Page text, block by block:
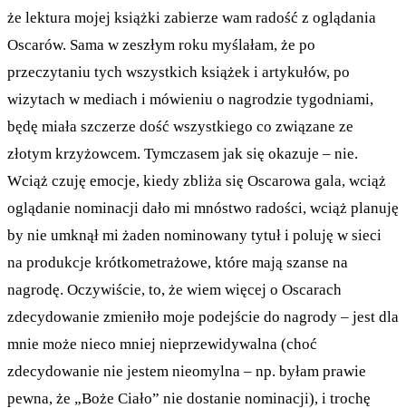
że lektura mojej książki zabierze wam radość z oglądania
Oscarów. Sama w zeszłym roku myślałam, że po
przeczytaniu tych wszystkich książek i artykułów, po
wizytach w mediach i mówieniu o nagrodzie tygodniami,
będę miała szczerze dość wszystkiego co związane ze
złotym krzyżowcem. Tymczasem jak się okazuje – nie.
Wciąż czuję emocje, kiedy zbliża się Oscarowa gala, wciąż
oglądanie nominacji dało mi mnóstwo radości, wciąż planuję
by nie umknął mi żaden nominowany tytuł i poluję w sieci
na produkcje krótkometrażowe, które mają szanse na
nagrodę. Oczywiście, to, że wiem więcej o Oscarach
zdecydowanie zmieniło moje podejście do nagrody – jest dla
mnie może nieco mniej nieprzewidywalna (choć
zdecydowanie nie jestem nieomylna – np. byłam prawie
pewna, że „Boże Ciało” nie dostanie nominacji), i trochę